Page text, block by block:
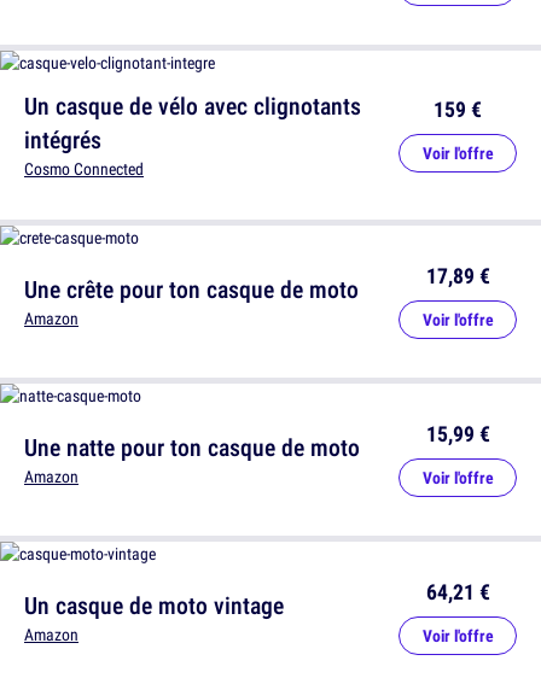
Un casque de vélo avec clignotants
intégrés
Cosmo Connected
159 €
Voir l'offre
Une natte pour ton casque de moto
Amazon
15,99 €
Voir l'offre
Une crête pour ton casque de moto
Amazon
17,89 €
Voir l'offre
Un casque de moto vintage
Amazon
64,21 €
Voir l'offre